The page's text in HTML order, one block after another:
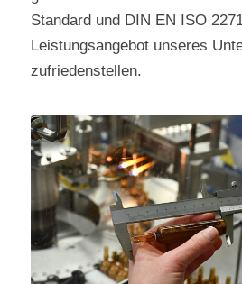
Standard und DIN EN ISO
Leistungsangebot unseres
zufriedenstellen.